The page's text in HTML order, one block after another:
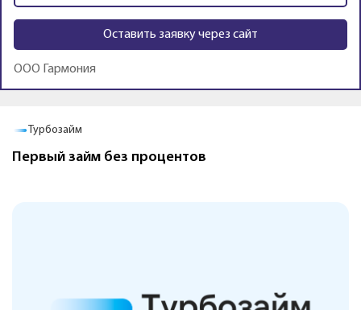
Оставить заявку через сайт
ООО Гармония
Турбозайм
Первый займ без процентов